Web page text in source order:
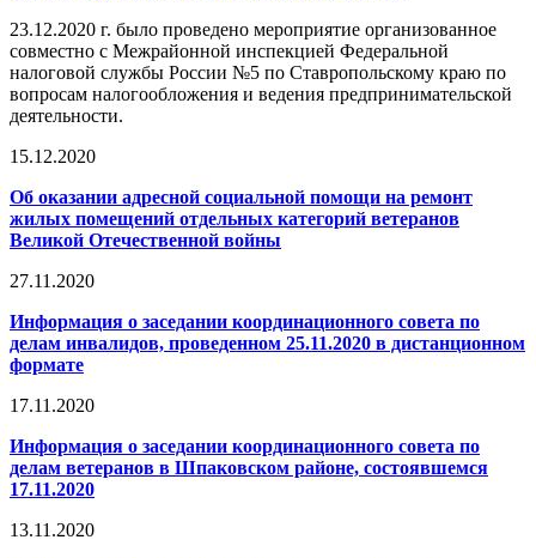
23.12.2020 г. было проведено мероприятие организованное
совместно с Межрайонной инспекцией Федеральной
налоговой службы России №5 по Ставропольскому краю по
вопросам налогообложения и ведения предпринимательской
деятельности.
15.12.2020
Об оказании адресной социальной помощи на ремонт
жилых помещений отдельных категорий ветеранов
Великой Отечественной войны
27.11.2020
Информация о заседании координационного совета по
делам инвалидов, проведенном 25.11.2020 в дистанционном
формате
17.11.2020
Информация о заседании координационного совета по
делам ветеранов в Шпаковском районе, состоявшемся
17.11.2020
13.11.2020